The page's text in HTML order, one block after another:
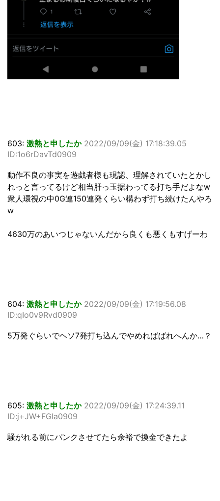
603: 激熱と申したか 2022/09/09(金) 17:18:39.05
ID:1o6rDavTd0909
動作不良の事実を遊戯者様も現認、理解されていたとかし
れっと言ってるけど相当肝っ玉据わってる打ち手だよなw
衆人環視の中0G連150連発くらい構わず打ち続けたんやろ
w
4630万のあいつじゃないんだから良くも悪くもすげーわ
604: 激熱と申したか 2022/09/09(金) 17:19:56.08
ID:qIo0v9Rvd0909
5万発ぐらいでヘソ7発打ち込んでやめればばれへんか…？
605: 激熱と申したか 2022/09/09(金) 17:24:39.11
ID:j+JW+FGla0909
騒がれる前にパンクさせてたら余裕で換金できたよ